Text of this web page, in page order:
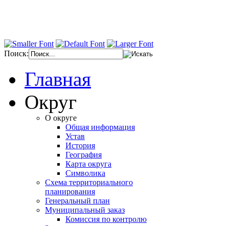
Поиск:
Главная
Округ
О округе
Общая информация
Устав
История
География
Карта округа
Символика
Схема территориального
планирования
Генеральный план
Муниципальный заказ
Комиссия по контролю